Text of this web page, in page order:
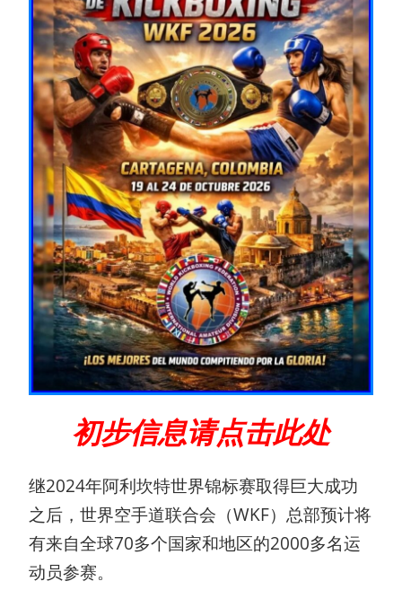
初步信息请点击此处
继2024年阿利坎特世界锦标赛取得巨大成功
之后，世界空手道联合会（WKF）总部预计将
有来自全球70多个国家和地区的2000多名运
动员参赛。